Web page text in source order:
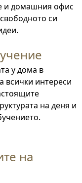
и домашния офис
си
у дома в
всички интереси
на деня и
на